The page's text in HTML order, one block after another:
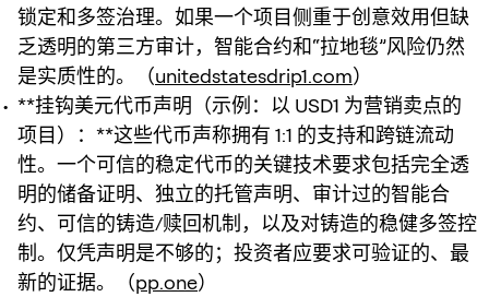
锁定和多签治理。如果一个项目侧重于创意效用但缺
乏透明的第三方审计，智能合约和“拉地毯”风险仍然
是实质性的。（unitedstatesdrip1.com）
**挂钩美元代币声明（示例：以 USD1 为营销卖点的
项目）：**这些代币声称拥有 1:1 的支持和跨链流动
性。一个可信的稳定代币的关键技术要求包括完全透
明的储备证明、独立的托管声明、审计过的智能合
约、可信的铸造/赎回机制，以及对铸造的稳健多签控
制。仅凭声明是不够的；投资者应要求可验证的、最
新的证据。（pp.one）